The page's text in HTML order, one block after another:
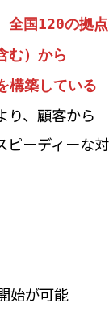
全国120の拠点
む）から
構築している
り、顧客から
ピーディーな対
始が可能